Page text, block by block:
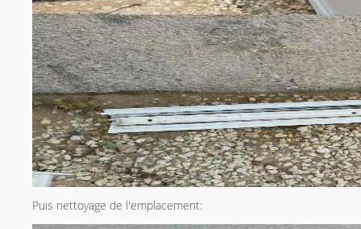
Puis nettoyage de l'emplacement: